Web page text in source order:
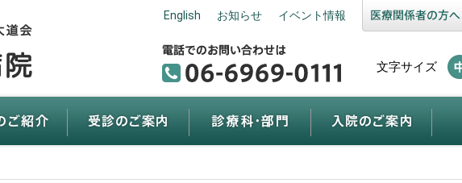
イベント情報
お知らせ
English
文字サイズ